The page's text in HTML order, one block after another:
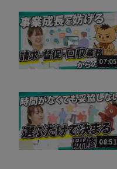
07:05
08:51